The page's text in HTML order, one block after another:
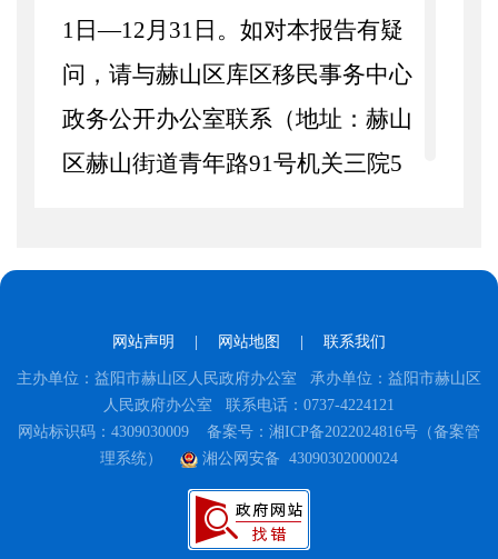
1 日—12月 31 日。如对本报告有疑
问，请与赫山区库区移民事务中心
政务公开办公室联系（地址：赫山
区赫山街道青年路91号机关三院5
一、总体情况
2024年，库区移民事务中心
在区委、区政府的正确领导和区政
务公开领导小组的具体指导下，认
真贯彻落实区政务公开政务服务工
网站声明 网站地图 联系我们
主办单位：益阳市赫山区人民政府办公室 承办单位：益阳市赫山区
人民政府办公室 联系电话：0737-4224121
网站标识码：4309030009 备案号：湘ICP备2022024816号（备案管
理系统）
湘公网安备 43090302000024